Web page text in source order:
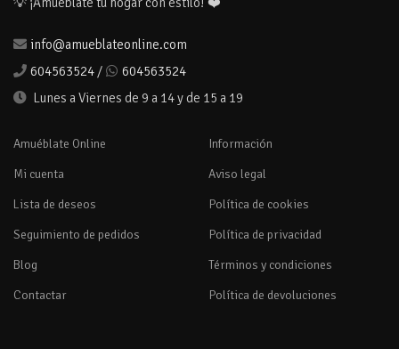
info@amueblateonline.com
604563524 /
604563524
Lunes a Viernes de 9 a 14 y de 15 a 19
Amuéblate Online
Mi cuenta
Lista de deseos
Seguimiento de pedidos
Blog
Contactar
Información
Aviso legal
Política de cookies
Política de privacidad
Términos y condiciones
Política de devoluciones